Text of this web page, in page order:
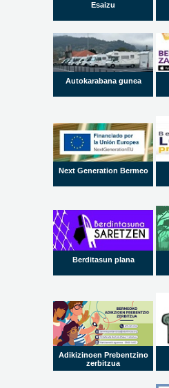
Esaizu
Autokarabana gunea
Next Generation Bermeo
Berditasun plana
Adikizinoen Prebentzino
zerbitzua